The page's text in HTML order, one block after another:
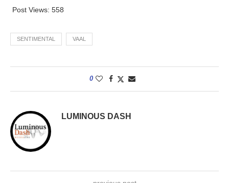
Post Views: 558
SENTIMENTAL VAAL
0
LUMINOUS DASH